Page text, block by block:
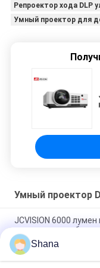
Репроектор хода DLP
Умный проектор для
Умный проектор
JCVISION 6000
проектор для
JCVision DLP Ультра
Спецификации
Shana